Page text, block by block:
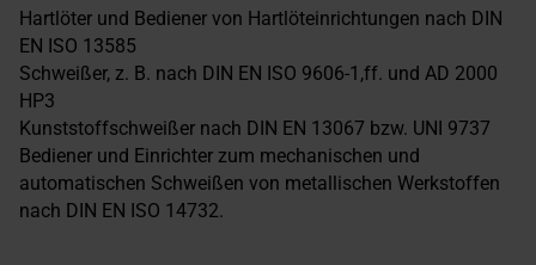
Hartlöter und Bediener von Hartlöteinrichtungen nach DIN
EN ISO 13585
Schweißer, z. B. nach DIN EN ISO 9606-1,ff. und AD 2000
HP3
Kunststoffschweißer nach DIN EN 13067 bzw. UNI 9737
Bediener und Einrichter zum mechanischen und
automatischen Schweißen von metallischen Werkstoffen
nach DIN EN ISO 14732.